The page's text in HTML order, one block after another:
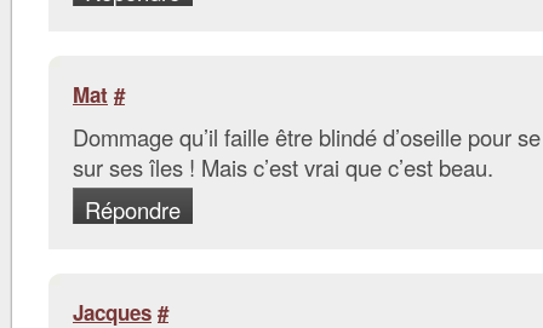
Mat #
Dommage qu’il faille être blindé d’oseille pour
sur ses îles ! Mais c’est vrai que c’est beau.
Répondre
Jacques #